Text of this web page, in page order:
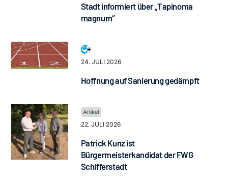
Stadt informiert über „Tapinoma
magnum“
24. JULI 2026
Hoffnung auf Sanierung gedämpft
22. JULI 2026
Patrick Kunz ist
Bürgermeisterkandidat der FWG
Schifferstadt